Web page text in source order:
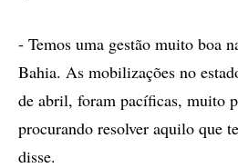
- Temos uma gestão muito boa
Bahia. As mobilizações no
de abril, foram pacíficas, muito
procurando resolver aquilo que
disse.